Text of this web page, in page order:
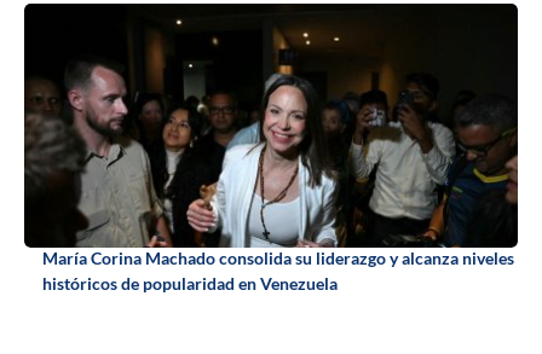
María Corina Machado consolida su liderazgo y alcanza niveles
históricos de popularidad en Venezuela